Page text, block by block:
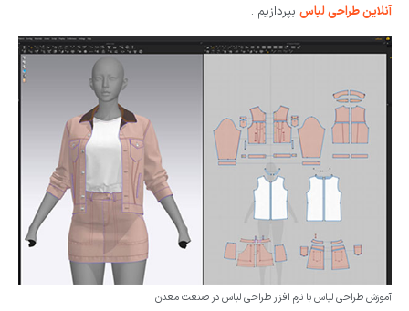
آنلاین طراحی لباس بپردازیم .
آموزش طراحی لباس با نرم افزار طراحی لباس در صنعت معدن